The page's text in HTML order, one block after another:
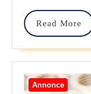
Read More
Annonce